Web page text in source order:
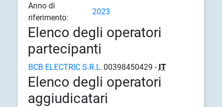
Anno di
riferimento:
2023
Elenco degli operatori
partecipanti
BCB ELECTRIC S.R.L. 00398450429 - IT
Elenco degli operatori
aggiudicatari